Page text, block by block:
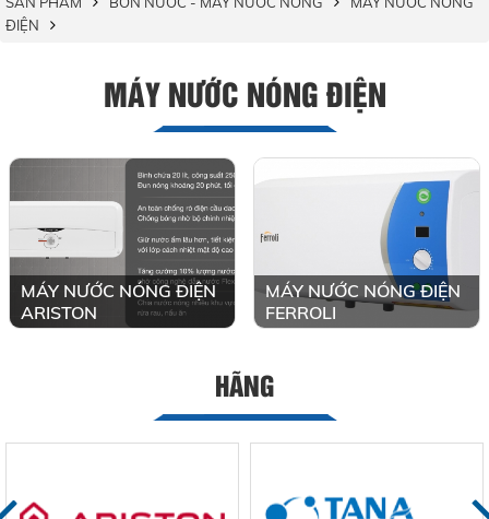
ĐIỆN
MÁY NƯỚC NÓNG ĐIỆN
MÁY NƯỚC NÓNG ĐIỆN
ARISTON
MÁY NƯỚC NÓNG ĐIỆN
FERROLI
HÃNG